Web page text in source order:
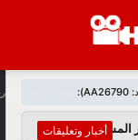
/أخبار
أخبار وتعليقاتالمسلم